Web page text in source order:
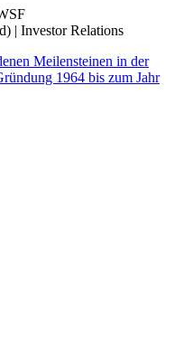
| Investor Relations